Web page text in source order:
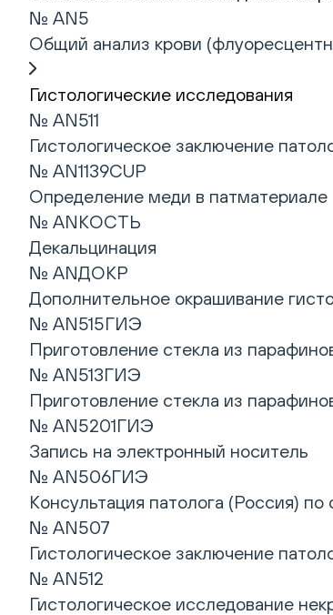
№ AN5
Общий анализ крови
Гистологические исследования
№ AN511
Гистологическое заключение
№ AN1139CUP
Определение меди в патматериале
№ ANКОСТЬ
Декальцинация
№ ANДОКР
Дополнительное окрашивание
№ AN515ГИЭ
Приготовление стекла из
№ AN513ГИЭ
Приготовление стекла из
№ AN5201ГИЭ
Запись на электронный носитель
№ AN506ГИЭ
Консультация патолога (Россия)
№ AN507
Гистологическое заключение
№ AN512
Гистологическое исследование